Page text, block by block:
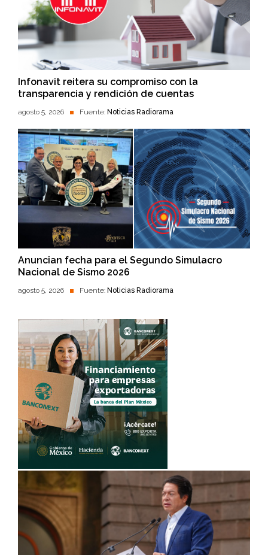
Infonavit reitera su compromiso con la
transparencia y rendición de cuentas
agosto 5, 2026 Fuente: Noticias Radiorama
Anuncian fecha para el Segundo Simulacro
Nacional de Sismo 2026
agosto 5, 2026 Fuente: Noticias Radiorama